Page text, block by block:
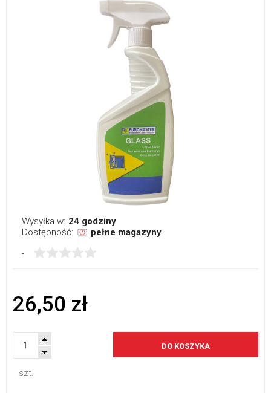
Wysyłka w: 24 godziny
Dostępność:
pełne magazyny
-
26,50 zł
szt.
DO KOSZYKA